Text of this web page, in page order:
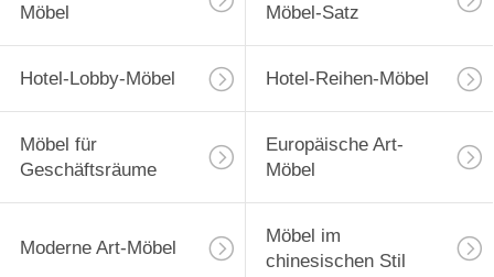
Möbel
Möbel-Satz
Hotel-Lobby-Möbel Hotel-Reihen-Möbel
Möbel für
Geschäftsräume
Europäische Art-
Möbel
Moderne Art-Möbel
Möbel im
chinesischen Stil